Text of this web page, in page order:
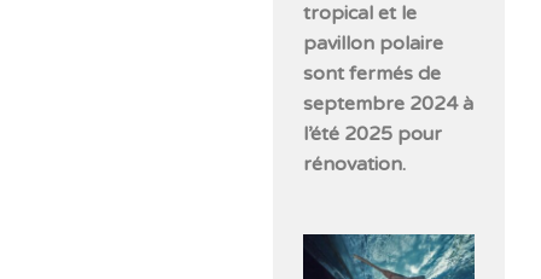
tropical et le
pavillon polaire
sont fermés de
septembre 2024 à
l’été 2025 pour
rénovation.